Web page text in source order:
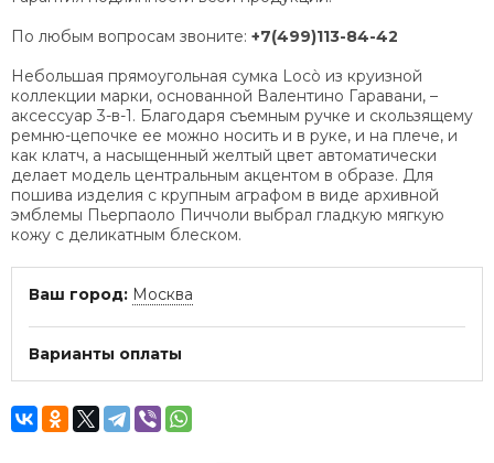
По любым вопросам звоните: +7(499)113-84-42
Небольшая прямоугольная сумка Locò из круизной
коллекции марки, основанной Валентино Гаравани, –
аксессуар 3-в-1. Благодаря съемным ручке и скользящему
ремню-цепочке ее можно носить и в руке, и на плече, и
как клатч, а насыщенный желтый цвет автоматически
делает модель центральным акцентом в образе. Для
пошива изделия с крупным аграфом в виде архивной
эмблемы Пьерпаоло Пиччоли выбрал гладкую мягкую
кожу с деликатным блеском.
Ваш город: Москва
Варианты оплаты